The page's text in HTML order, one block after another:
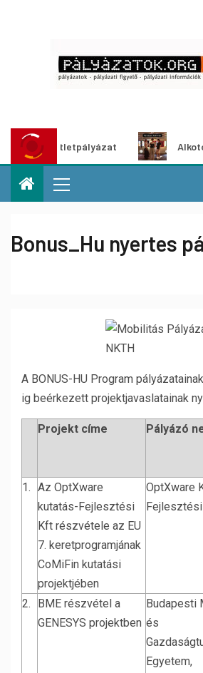
ötletpályázat Alkotói
Bonus_Hu nyertes
A BONUS-HU Program
ig beérkezett projektjavaslatainak
Projekt címe Pályázó
1. Az OptXware
kutatás-Fejlesztési
Kft részvétele az EU
7. keretprogramjának
CoMiFin kutatási
projektjében
OptXware
2.
BME részvétel a
GENESYS projektben
Budapesti
és
Egyetem,